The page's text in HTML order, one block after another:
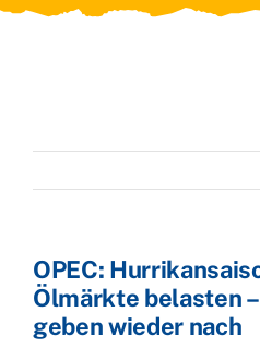
OPEC:
Ölmärkte belasten
geben wieder nach